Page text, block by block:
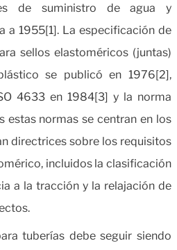
de suministro de agua y
a 1955[1]. La especificación de
sellos elastoméricos (juntas)
se publicó en 1976[2],
4633 en 1984[3] y la norma
estas normas se centran en los
directrices sobre los requisitos
incluidos la clasificación
a la tracción y la relajación de
tuberías debe seguir siendo